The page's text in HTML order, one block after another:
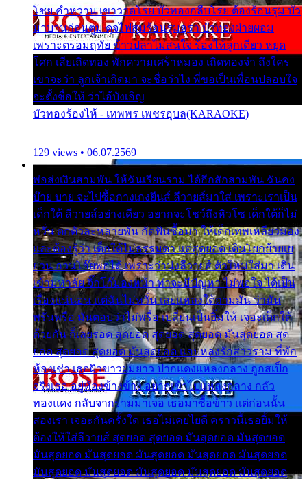
โชย คำหวาน เขาวาดโรย บัวทองกลีบโรย ต้องร้อนรุม บัว
มาบานก่อนตูม ดุจไฟสุมร้อนรุมอุรา บัวทองผ่ายผอม
เพราะตรอมฤทัย ข้าวปลาไม่สนใจ ร้องไห้ลูกเดียว หยุด
โศก เสียเถิดทอง พักความเศร้าหมอง เถิดทองจ๋า ถึงใคร
เขาจะว่า ลูกเจ้าเกิดมา จะชื่อว่าไง พี่ขอเป็นเพื่อนปลอบใจ
จะตั้งชื่อให้ ว่าไอ้บังเอิญ
บัวทองร้องไห้ - เทพพร เพชรอุบล(KARAOKE)
129 views • 06.07.2569
พ่อส่งเงินสามพัน ให้ฉันเรียนราม ได้อีกสักสามพัน ฉันคง
บ๊าย บาย จะไปซื้อกางเกงยีนส์ ลีวายส์มาใส่ เพราะเราเป็น
เด็กใต้ ลีวายส์อย่างเดียว อยากจะโชว์ถึงหิวโซ เด็กใต้ก็ไม่
หวั่น ตกตัวละหลายพัน กัดฟันซื้อมา ให้เด็กเทพเหลียวมอง
และต้องรู้ว่า เด็กใต้ไม่ธรรมดา แต่สุดยอด เดินโยกย้ายเย
ยวน กวนโอ๊ยพอได้ เพราะว่านุ่งลีวายส์ ตัวใหม่ใส่มา เดิน
เข้ามหาลัย จิ๊กโก๊มองหน้า ท่าจะมีปัญหา ไม่พอใจ ได้เป็น
เรื่องแน่นอน แต่ฉันไม่หวั่น เลยแหลงใต้ถามมัน ว่ามัน
พรั่นพรือ มันตอบว่าไม่พรื่อ เปลี่ยนเป็นยิ้มให้ เจอะเด็กใต้
ด้วยกัน ก็เลยรอด สุดยอด สุดยอด สุดยอด มันสุดยอด สุด
ยอด สุดยอด สุดยอด มันสุดยอด แอบหลงรักสาวราม ที่พัก
ห้องเช่า เธอผิวขาวผมยาว ปากแดงแหลงกลาง ถูกสเป็ก
จริงเธอ อยู่ห้องข้างข้าง อยากเข้าไปแหลงกลาง กลัว
ทองแดง กลับจากรามมาเจอ เธอมาซื้อข้าว แต่ก่อนนั้น
สองเรา เจอะกันครั้งใด เธอไม่เคยไยดี คราวนี้เธอยิ้มให้
ต้องให้ใส่ลีวายส์ สุดยอด สุดยอด มันสุดยอด มันสุดยอด
มันสุดยอด มันสุดยอด มันสุดยอด มันสุดยอด มันสุดยอด
มันสุดยอด มันสุดยอด มันสุดยอด มันสุดยอด มันสุดยอด